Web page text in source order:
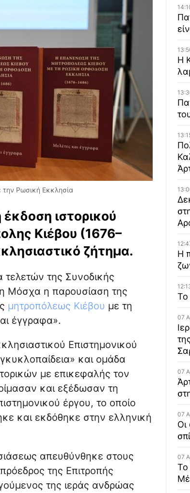
Ρωσική Εκκλησία
ιστορικού
Κιέβου (1676–
ζήτημα.
της Συνοδικής
Μόσχα η παρουσίαση της
μητροπόλεως Κιέβου με τη
έγγραφα».
Επιστημονικού
και ομάδα
με επικεφαλής τον
και εξέδωσαν τη
έργου, το οποίο
και εκδόθηκε στην ελληνική
απευθύνθηκε στους
της Επιτροπής
της ιεράς ανδρώας
Η
Η
Το
07
07
07
Οι
07
Το